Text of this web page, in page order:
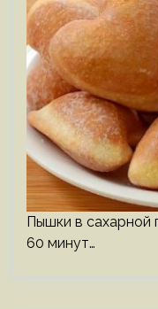
Пышки в сахарной
60 минут…